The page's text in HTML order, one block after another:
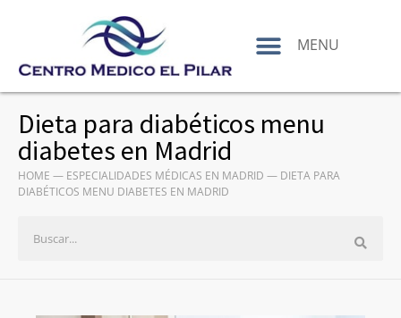
MENU
Dieta para diabéticos menu
diabetes en Madrid
HOME — ESPECIALIDADES MÉDICAS EN MADRID — DIETA PARA
DIABÉTICOS MENU DIABETES EN MADRID